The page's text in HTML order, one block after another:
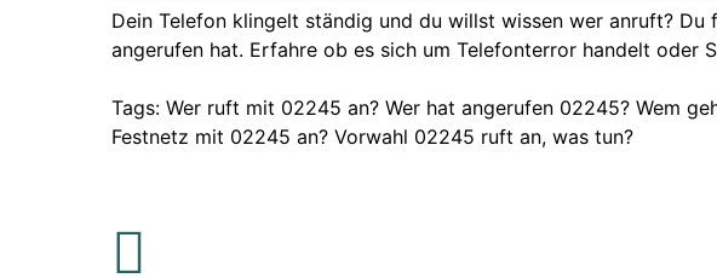
Dein Telefon klingelt ständig und du willst wissen wer anruft?
angerufen hat. Erfahre ob es sich um Telefonterror handelt oder
Tags: Wer ruft mit 02245 an? Wer hat angerufen 02245? Wem
Festnetz mit 02245 an? Vorwahl 02245 ruft an, was tun?